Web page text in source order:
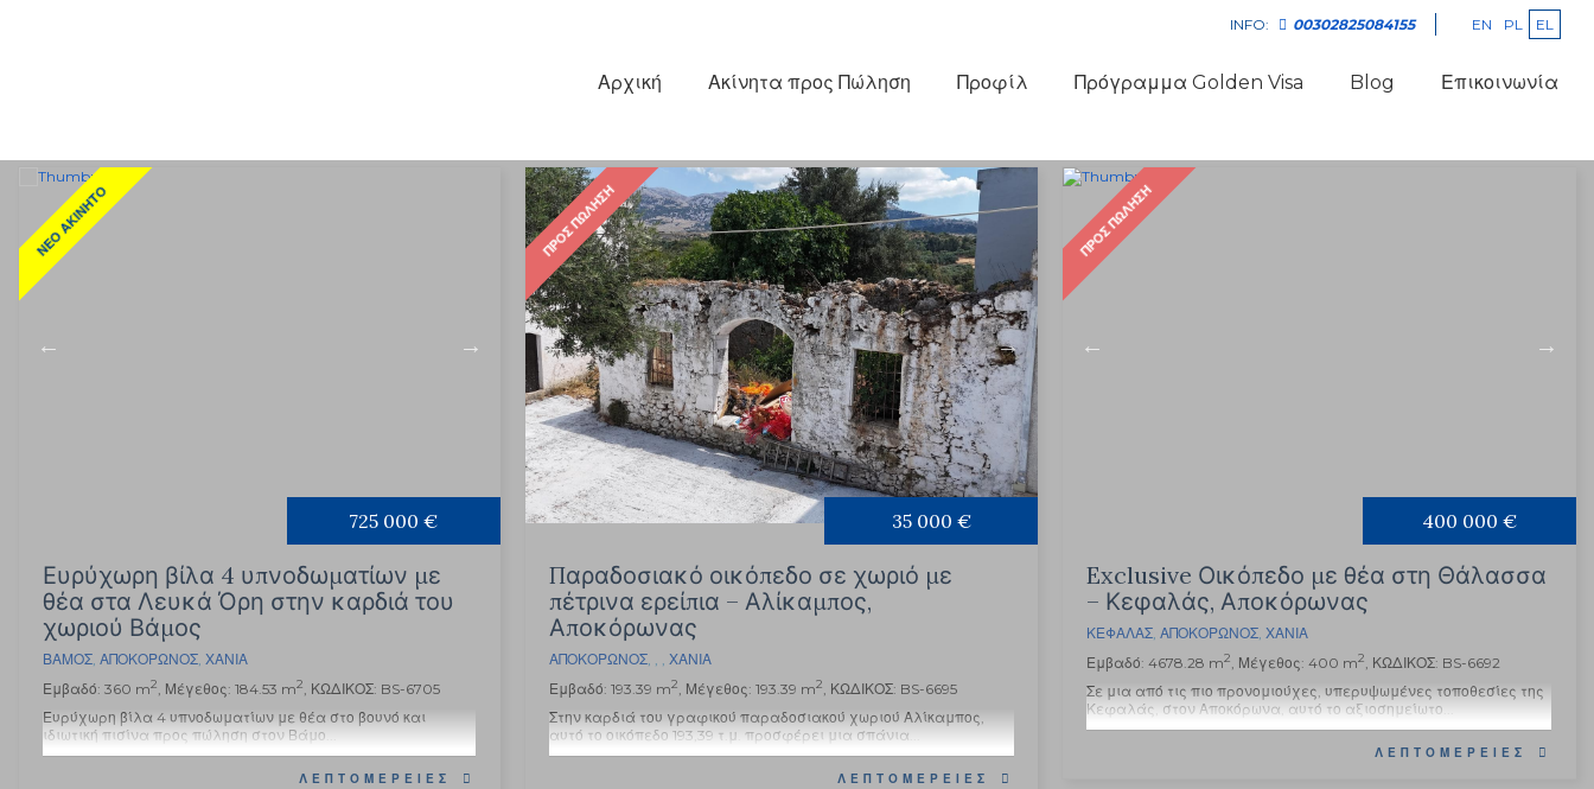
INFO: 00302825084155 EN PL EL
Αρχική Ακίνητα προς Πώληση Προφίλ Πρόγραμμα Golden Visa Blog Επικοινωνία
ΝΈΟ ΑΚΊΝΗΤΟ
725 000 €
Ευρύχωρη βίλα 4 υπνοδωματίων με
θέα στα Λευκά Όρη στην καρδιά του
χωριού Βάμος
ΒΆΜΟΣ, ΑΠΟΚΌΡΩΝΟΣ, ΧΑΝΙΆ
Εμβαδό: 360 m2, Μέγεθος: 184.53 m2, ΚΩΔΙΚΟΣ: BS-6705
Ευρύχωρη βίλα 4 υπνοδωματίων με θέα στο βουνό και
ιδιωτική πισίνα προς πώληση στον Βάμο...
ΛΕΠΤΟΜΈΡΕΙΕΣ
ΠΡΟΣ ΠΏΛΗΣΗ
35 000 €
Παραδοσιακό οικόπεδο σε χωριό με
πέτρινα ερείπια – Αλίκαμπος,
Αποκόρωνας
ΑΠΟΚΌΡΩΝΟΣ, , , ΧΑΝΙΆ
Εμβαδό: 193.39 m2, Μέγεθος: 193.39 m2, ΚΩΔΙΚΟΣ: BS-6695
Στην καρδιά του γραφικού παραδοσιακού χωριού Αλίκαμπος,
αυτό το οικόπεδο 193,39 τ.μ. προσφέρει μια σπάνια...
ΛΕΠΤΟΜΈΡΕΙΕΣ
ΠΡΟΣ ΠΏΛΗΣΗ
400 000 €
Exclusive Οικόπεδο με θέα στη Θάλασσα
– Κεφαλάς, Αποκόρωνας
ΚΕΦΑΛΆΣ,ΑΠΟΚΌΡΩΝΟΣ,ΧΑΝΙΆ
Εμβαδό: 4678.28 m2, Μέγεθος: 400 m2, ΚΩΔΙΚΟΣ: BS-6692
Σε μια από τις πιο προνομιούχες, υπερυψωμένες τοποθεσίες της
Κεφαλάς, στον Αποκόρωνα, αυτό το αξιοσημείωτο...
ΛΕΠΤΟΜΈΡΕΙΕΣ